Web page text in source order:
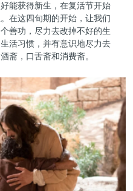
能获得新生，在复活节开始
在这四旬期的开始，让我们
善功，尽力去改掉不好的生
活习惯，并有意识地尽力去
斋，口舌斋和消费斋。